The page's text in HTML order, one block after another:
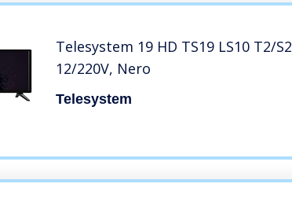
Telesystem 19 HD TS19 LS10 T2/S2
12/220V, Nero
Telesystem